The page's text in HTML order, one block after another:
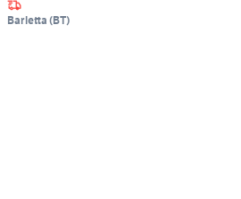
Barletta (BT)